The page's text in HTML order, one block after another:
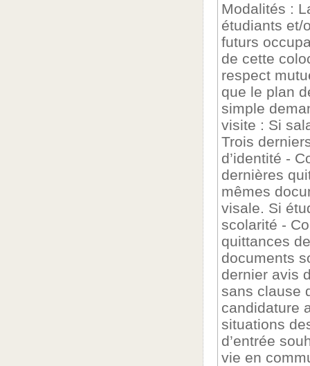
Modalités :
étudiants et/
futurs
de cette
respect
que le plan
simple
visite : Si
Trois
d’identité -
dernières
mêmes
visale. Si
scolarité -
quittances
documents
dernier avis
sans clause
candidature
situations
d’entrée
vie en